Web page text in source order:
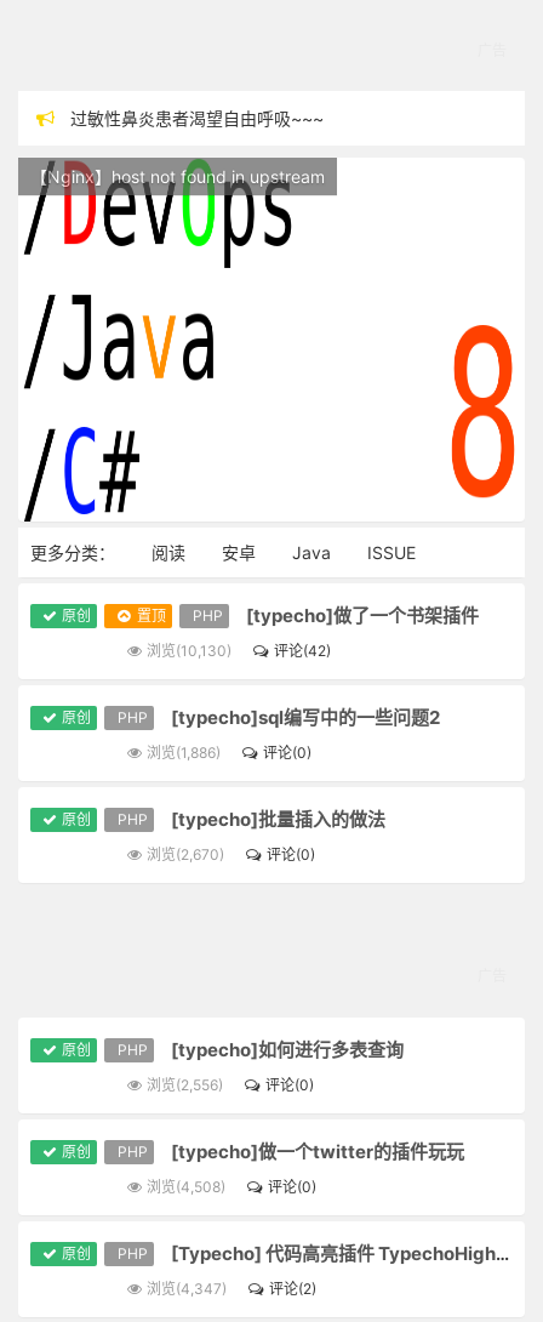
过敏性鼻炎患者渴望自由呼吸~~~
站点随时调整中，如果不能访问，请稍等片刻
反对日本核废水排海
【Nginx】host not found in upstream
更多分类： 阅读 安卓 Java ISSUE
原创 置顶 PHP [typecho]做了一个书架插件
浏览(10,130) 评论(42)
原创 PHP [typecho]sql编写中的一些问题2
浏览(1,886) 评论(0)
原创 PHP [typecho]批量插入的做法
浏览(2,670) 评论(0)
原创 PHP [typecho]如何进行多表查询
浏览(2,556) 评论(0)
原创 PHP [typecho]做一个twitter的插件玩玩
浏览(4,508) 评论(0)
原创 PHP [Typecho] 代码高亮插件 TypechoHighlight
浏览(4,347) 评论(2)